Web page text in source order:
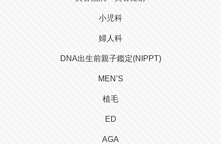
小児科
婦人科
DNA出生前親子鑑定(NIPPT)
MEN’S
植毛
ED
AGA